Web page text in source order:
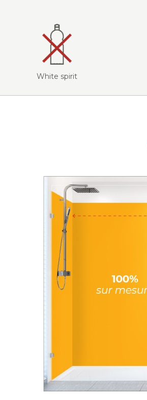
White spirit